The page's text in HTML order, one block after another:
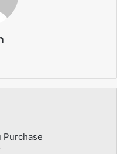
Purchase